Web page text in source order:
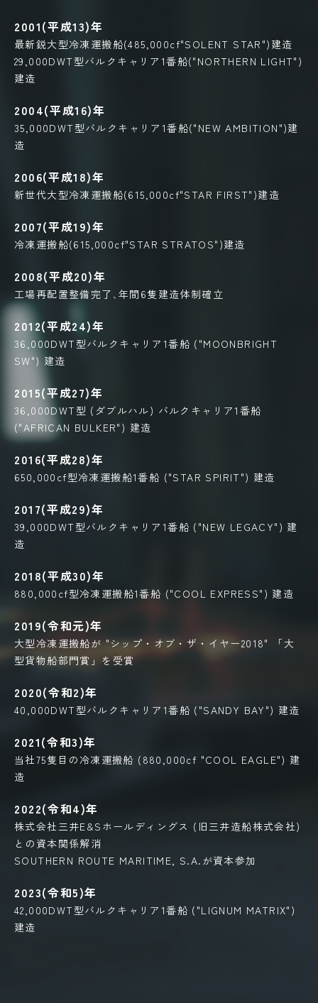
2001(平成13)年
最新鋭大型冷凍運搬船(485,000cf"SOLENT STAR")建造
29,000DWT型バルクキャリア1番船("NORTHERN LIGHT")
建造
2004(平成16)年
35,000DWT型バルクキャリア1番船("NEW AMBITION")建
造
2006(平成18)年
新世代大型冷凍運搬船(615,000cf"STAR FIRST")建造
2007(平成19)年
冷凍運搬船(615,000cf"STAR STRATOS")建造
2008(平成20)年
工場再配置整備完了､年間6隻建造体制確立
2012(平成24)年
36,000DWT型バルクキャリア1番船 ("MOONBRIGHT
SW") 建造
2015(平成27)年
36,000DWT型 (ダブルハル) バルクキャリア1番船
("AFRICAN BULKER") 建造
2016(平成28)年
650,000cf型冷凍運搬船1番船 ("STAR SPIRIT") 建造
2017(平成29)年
39,000DWT型バルクキャリア1番船 ("NEW LEGACY") 建
造
2018(平成30)年
880,000cf型冷凍運搬船1番船 ("COOL EXPRESS") 建造
2019(令和元)年
大型冷凍運搬船が "シップ・オブ・ザ・イヤー2018" 「大
型貨物船部門賞」を受賞
2020(令和2)年
40,000DWT型バルクキャリア1番船 ("SANDY BAY") 建造
2021(令和3)年
当社75隻目の冷凍運搬船 (880,000cf "COOL EAGLE") 建
造
2022(令和4)年
株式会社三井E&Sホールディングス (旧三井造船株式会社)
との資本関係解消
SOUTHERN ROUTE MARITIME, S.A.が資本参加
2023(令和5)年
42,000DWT型バルクキャリア1番船 ("LIGNUM MATRIX")
建造